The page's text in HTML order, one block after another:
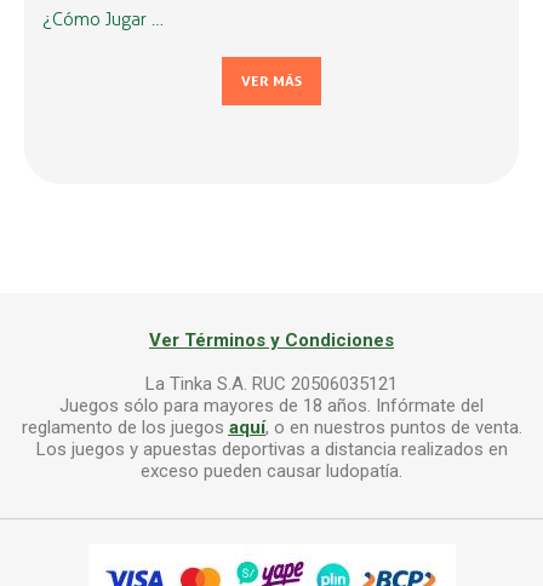
¿Cómo Jugar …
VER MÁS
Ver Términos y Condiciones
La Tinka S.A. RUC 20506035121
Juegos sólo para mayores de 18 años. Infórmate del
reglamento de los juegos aquí, o en nuestros puntos de venta.
Los juegos y apuestas deportivas a distancia realizados en
exceso pueden causar ludopatía.